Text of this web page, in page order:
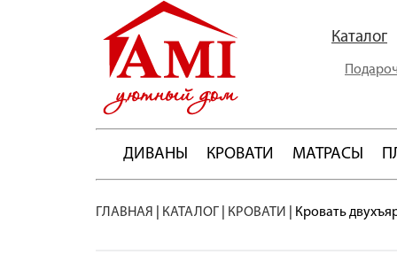
Каталог
ДИВАНЫ КРОВАТИ МАТРАСЫ
ГЛАВНАЯ КАТАЛОГ КРОВАТИ Кровать